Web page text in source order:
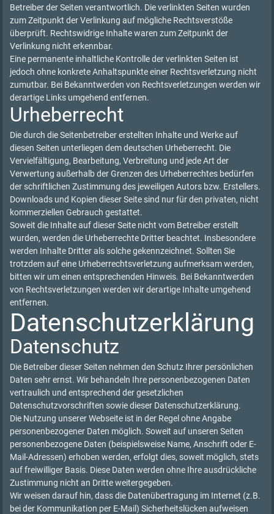
Betreiber der Seiten verantwortlich. Die verlinkten Seiten wurden
zum Zeitpunkt der Verlinkung auf mögliche Rechtsverstöße
überprüft. Rechtswidrige Inhalte waren zum Zeitpunkt der
Verlinkung nicht erkennbar.
Eine permanente inhaltliche Kontrolle der verlinkten Seiten ist
jedoch ohne konkrete Anhaltspunkte einer Rechtsverletzung nicht
zumutbar. Bei Bekanntwerden von Rechtsverletzungen werden wir
derartige Links umgehend entfernen.
Urheberrecht
Die durch die Seitenbetreiber erstellten Inhalte und Werke auf
diesen Seiten unterliegen dem deutschen Urheberrecht. Die
Vervielfältigung, Bearbeitung, Verbreitung und jede Art der
Verwertung außerhalb der Grenzen des Urheberrechtes bedürfen
der schriftlichen Zustimmung des jeweiligen Autors bzw. Erstellers.
Downloads und Kopien dieser Seite sind nur für den privaten, nicht
kommerziellen Gebrauch gestattet.
Soweit die Inhalte auf dieser Seite nicht vom Betreiber erstellt
wurden, werden die Urheberrechte Dritter beachtet. Insbesondere
werden Inhalte Dritter als solche gekennzeichnet. Sollten Sie
trotzdem auf eine Urheberrechtsverletzung aufmerksam werden,
bitten wir um einen entsprechenden Hinweis. Bei Bekanntwerden
von Rechtsverletzungen werden wir derartige Inhalte umgehend
entfernen.
Datenschutzerklärung
Datenschutz
Die Betreiber dieser Seiten nehmen den Schutz Ihrer persönlichen
Daten sehr ernst. Wir behandeln Ihre personenbezogenen Daten
vertraulich und entsprechend der gesetzlichen
Datenschutzvorschriften sowie dieser Datenschutzerklärung.
Die Nutzung unserer Webseite ist in der Regel ohne Angabe
personenbezogener Daten möglich. Soweit auf unseren Seiten
personenbezogene Daten (beispielsweise Name, Anschrift oder E-
Mail-Adressen) erhoben werden, erfolgt dies, soweit möglich, stets
auf freiwilliger Basis. Diese Daten werden ohne Ihre ausdrückliche
Zustimmung nicht an Dritte weitergegeben.
Wir weisen darauf hin, dass die Datenübertragung im Internet (z.B.
bei der Kommunikation per E-Mail) Sicherheitslücken aufweisen